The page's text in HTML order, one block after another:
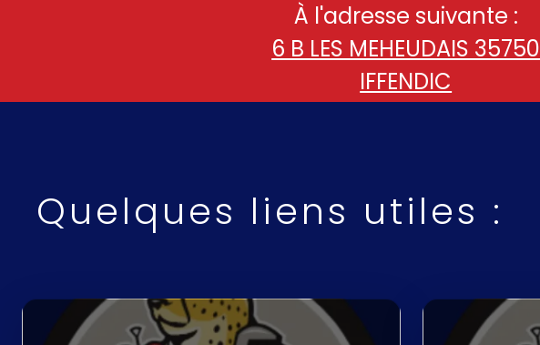
À l'adresse suivante :
6 B LES MEHEUDAIS 35750
IFFENDIC
Quelques liens utiles :